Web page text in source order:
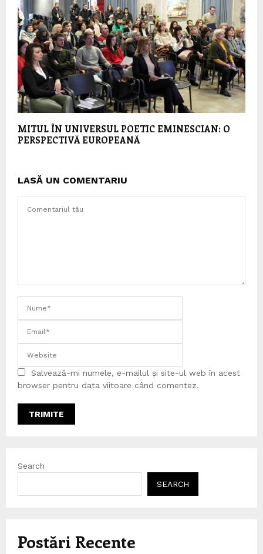
MITUL ÎN UNIVERSUL POETIC EMINESCIAN: O
PERSPECTIVĂ EUROPEANĂ
LASĂ UN COMENTARIU
Salvează-mi numele, e-mailul și site-ul web în acest
browser pentru data viitoare când comentez.
Search
SEARCH
Postări Recente